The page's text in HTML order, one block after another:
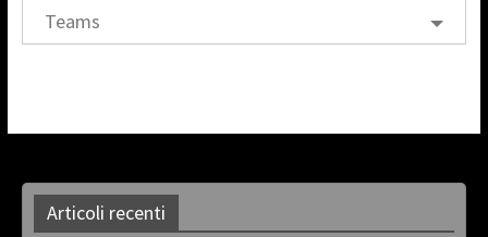
Teams
Articoli recenti